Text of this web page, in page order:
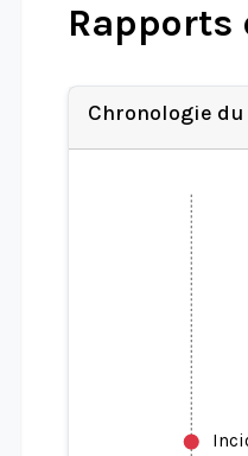
Chronologie